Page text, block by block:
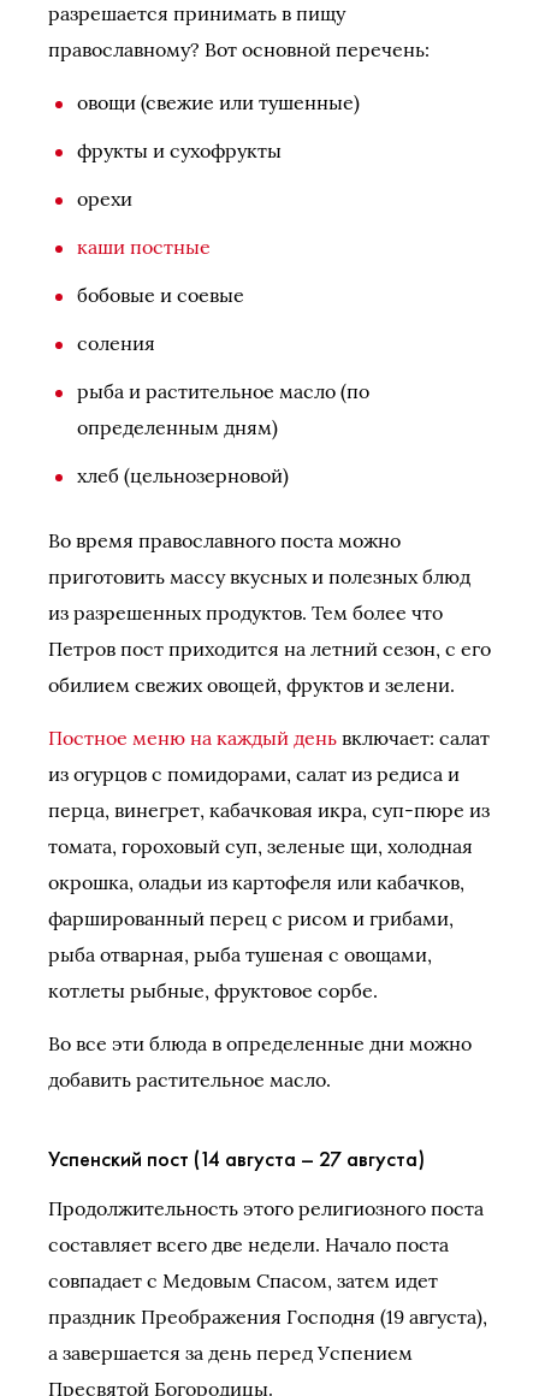
разрешается принимать в пищу
православному? Вот основной перечень:
овощи (свежие или тушенные)
фрукты и сухофрукты
орехи
каши постные
бобовые и соевые
соления
рыба и растительное масло (по
определенным дням)
хлеб (цельнозерновой)
Во время православного поста можно
приготовить массу вкусных и полезных блюд
из разрешенных продуктов. Тем более что
Петров пост приходится на летний сезон, с его
обилием свежих овощей, фруктов и зелени.
Постное меню на каждый день включает: салат
из огурцов с помидорами, салат из редиса и
перца, винегрет, кабачковая икра, суп-пюре из
томата, гороховый суп, зеленые щи, холодная
окрошка, оладьи из картофеля или кабачков,
фаршированный перец с рисом и грибами,
рыба отварная, рыба тушеная с овощами,
котлеты рыбные, фруктовое сорбе.
Во все эти блюда в определенные дни можно
добавить растительное масло.
Успенский пост (14 августа – 27 августа)
Продолжительность этого религиозного поста
составляет всего две недели. Начало поста
совпадает с Медовым Спасом, затем идет
праздник Преображения Господня (19 августа),
а завершается за день перед Успением
Пресвятой Богородицы.